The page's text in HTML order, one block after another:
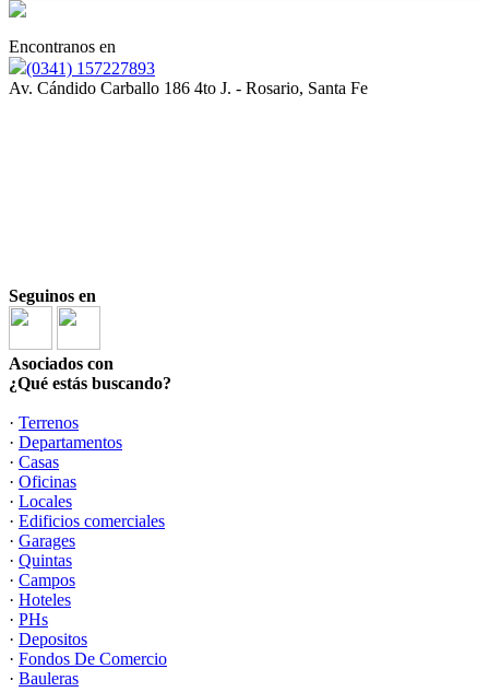
Encontranos en
(0341) 157227893
Av. Cándido Carballo 186 4to J. - Rosario, Santa Fe
Seguinos en
Asociados con
¿Qué estás buscando?
· Terrenos
· Departamentos
· Casas
· Oficinas
· Locales
· Edificios comerciales
· Garages
· Quintas
· Campos
· Hoteles
· PHs
· Depositos
· Fondos De Comercio
· Bauleras